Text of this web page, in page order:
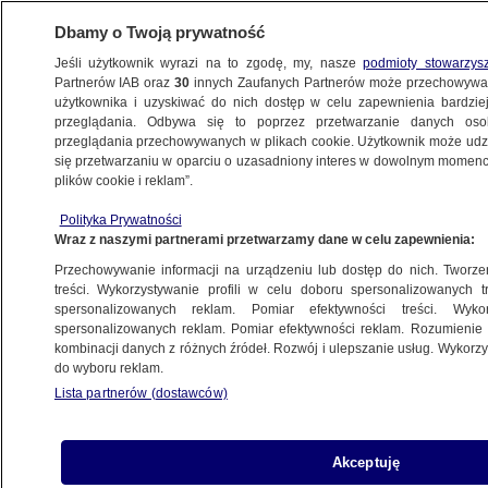
ŚWIAT
w gazetach są zbyt małe
2.12.2020, 05:46
Udostępnij
W Tajlandii od kilku miesięcy trwają antyrządowe
krytykuje miejscowe media za sposób, w jaki
Dbamy o Twoją prywatność
Jeśli użytkownik wyrazi na to zgodę, my, naszepodmioty
Partnerów IAB oraz30 innych Zaufanych Partnerów może
użytkownika i uzyskiwać do nich dostęp w celu zapewnienia
przeglądania. Odbywa się to poprzez przetwarzanie danych
przeglądania przechowywanych w plikach cookie. Użytkownik może
się przetwarzaniu w oparciu o uzasadniony interes w dowolnym
plików cookie i reklam”.
Polityka Prywatności
Wraz z naszymi partnerami przetwarzamy dane w celu zapewnienia:
Przechowywanie informacji na urządzeniu lub dostęp do nich.
treści. Wykorzystywanie profili w celu doboru spersonalizowanych
spersonalizowanych reklam. Pomiar efektywności treści.
spersonalizowanych reklam. Pomiar efektywności reklam.
kombinacji danych z różnych źródeł. Rozwój i ulepszanie usług.
do wyboru reklam.
Lista partnerów (dostawców)
Akceptuję